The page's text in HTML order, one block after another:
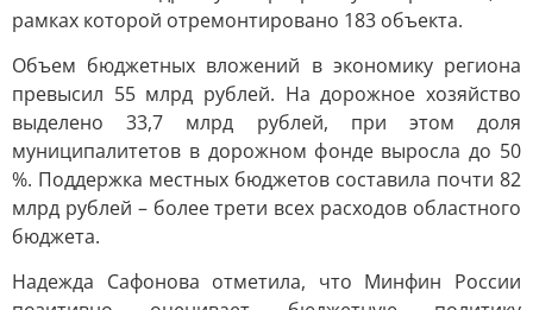
рамках которой отремонтировано 183 объекта.
Объем бюджетных вложений в экономику региона
превысил 55 млрд рублей. На дорожное хозяйство
выделено 33,7 млрд рублей, при этом доля
муниципалитетов в дорожном фонде выросла до 50
%. Поддержка местных бюджетов составила почти 82
млрд рублей – более трети всех расходов областного
бюджета.
Надежда Сафонова отметила, что Минфин России